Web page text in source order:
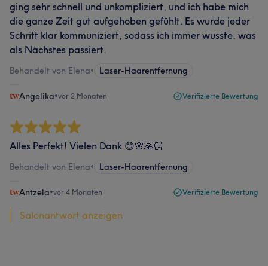
ging sehr schnell und unkompliziert, und ich habe mich
die ganze Zeit gut aufgehoben gefühlt. Es wurde jeder
Schritt klar kommuniziert, sodass ich immer wusste, was
als Nächstes passiert.
Behandelt von Elena• Laser-Haarentfernung
Angelika•vor 2 Monaten Verifizierte Bewertung
Alles Perfekt! Vielen Dank 😊🌸🙏🏻
Behandelt von Elena• Laser-Haarentfernung
Antzela•vor 4 Monaten Verifizierte Bewertung
Salonantwort anzeigen